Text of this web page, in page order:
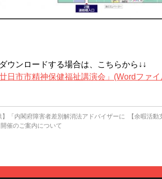
ウンロードする場合は、こちらから↓↓
日市市精神保健福祉講演会」(Wordファイ
】「内閣府障害者差別解消法アドバイザーに
催のご案内について
【余暇活